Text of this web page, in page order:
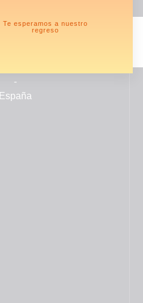
Azorín
-
España
Te esperamos a nuestro
regreso